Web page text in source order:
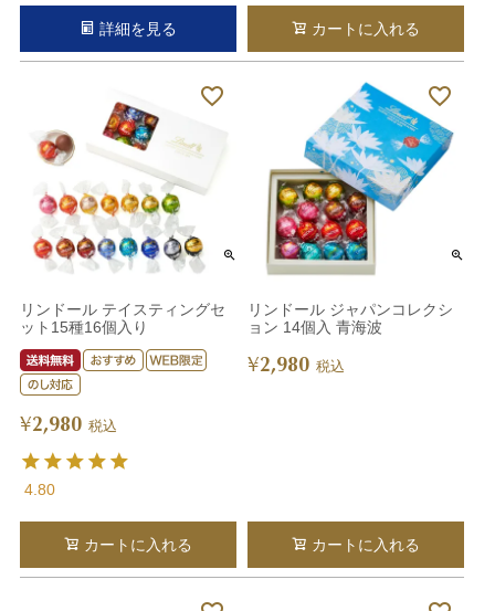
詳細を見る カートに入れる
リンドール テイスティングセ
ット15種16個入り
¥2,980 税込
4.80
カートに入れる
リンドール ジャパンコレクシ
ョン 14個入 青海波
¥2,980 税込
カートに入れる